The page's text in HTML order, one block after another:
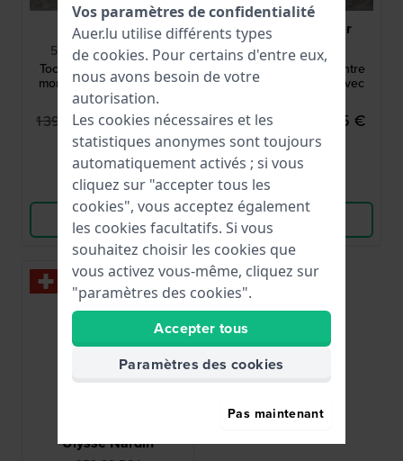
Raymond Weil
5388-STP-97081-PO1
Toccata 34 mm Moderne
montre femme avec date
1 395,00 € 699,95 €
● En stock
Comparer
Voir les produits
Baume & Mercier
M0A10020-PO1
Hampton 27.1 mm Montre
en acier inoxydable avec
1 100,00 € 699,95 €
● En stock
Voir les produits
Ulysse Nardin
Vintage
-35%
Vos paramètres de confidentialité
Auer.lu utilise différents types
de cookies. Pour certains d'entre eux,
nous avons besoin de votre
autorisation.
Les cookies nécessaires et les
statistiques anonymes sont toujours
automatiquement activés ; si vous
cliquez sur "accepter tous les
cookies", vous acceptez également
les cookies facultatifs. Si vous
souhaitez choisir les cookies que
vous activez vous-même, cliquez sur
"paramètres des cookies".
Accepter tous
Paramètres des cookies
Pas maintenant